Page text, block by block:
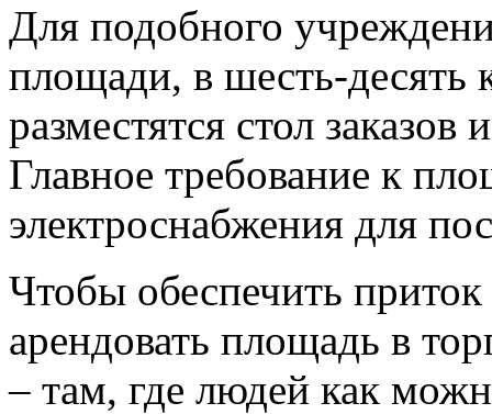
Для подобного
площади, в шесть-десять
разместятся стол
Главное требование к
электроснабжения для
Чтобы обеспечить
арендовать площадь в
– там, где людей как